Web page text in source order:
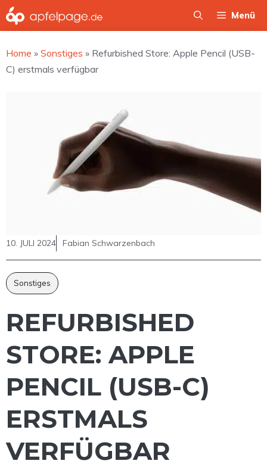
Zum
Inhalt
Menü
Home » Sonstiges » Refurbished Store: Apple Pencil (USB-
C) erstmals verfügbar
10. JULI 2024 Fabian Schwarzenbach
Sonstiges
REFURBISHED
STORE: APPLE
PENCIL (USB-C)
ERSTMALS
VERFÜGBAR